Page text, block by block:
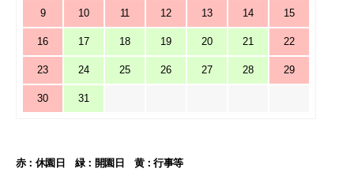
9 10 11 12 13 14 15
16 17 18 19 20 21 22
23 24 25 26 27 28 29
30 31
赤：休園日 緑：開園日 黄：行事等